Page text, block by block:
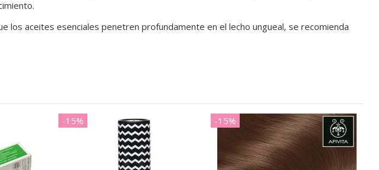
los aceites esenciales penetren profundamente en el lecho ungueal, se recomienda
-15% -15%